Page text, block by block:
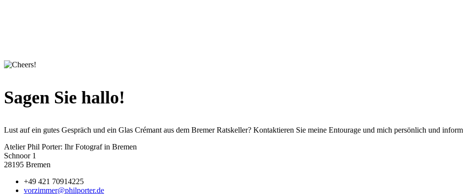
Sagen Sie hallo!
Lust auf ein gutes Gespräch und ein Glas Crémant aus dem Bremer Ratskeller? Kontaktieren Sie meine Entourage und mich persönlich und
Atelier Phil Porter: Ihr Fotograf in Bremen
Schnoor 1
28195 Bremen
+49 421 70914225
vorzimmer@philporter.de